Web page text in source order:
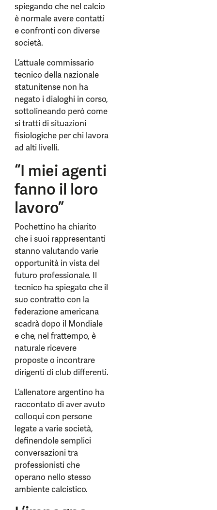
spiegando che nel calcio
è normale avere contatti
e confronti con diverse
società.
L’attuale commissario
tecnico della nazionale
statunitense non ha
negato i dialoghi in corso,
sottolineando però come
si tratti di situazioni
fisiologiche per chi lavora
ad alti livelli.
“I miei agenti
fanno il loro
lavoro”
Pochettino ha chiarito
che i suoi rappresentanti
stanno valutando varie
opportunità in vista del
futuro professionale. Il
tecnico ha spiegato che il
suo contratto con la
federazione americana
scadrà dopo il Mondiale
e che, nel frattempo, è
naturale ricevere
proposte o incontrare
dirigenti di club differenti.
L’allenatore argentino ha
raccontato di aver avuto
colloqui con persone
legate a varie società,
definendole semplici
conversazioni tra
professionisti che
operano nello stesso
ambiente calcistico.